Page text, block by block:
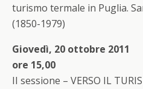
turismo termale in Puglia.
(1850-1979)
Giovedì, 20 ottobre 2011
ore 15,00
II sessione – VERSO IL